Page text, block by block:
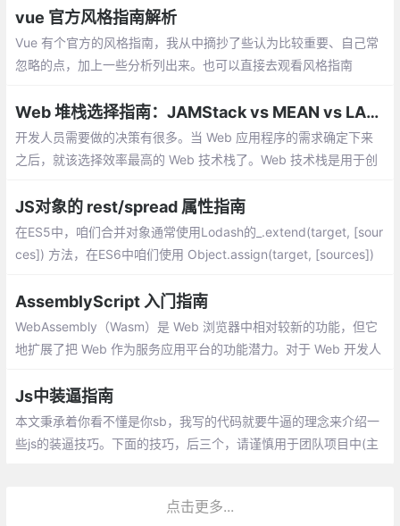
vue 官方风格指南解析
Vue 有个官方的风格指南，我从中摘抄了些认为比较重要、自己常
忽略的点，加上一些分析列出来。也可以直接去观看风格指南
Web 堆栈选择指南：JAMStack vs MEAN vs LAMP
开发人员需要做的决策有很多。当 Web 应用程序的需求确定下来
之后，就该选择效率最高的 Web 技术栈了。Web 技术栈是用于创
统）、Web 服务器
JS对象的 rest/spread 属性指南
在ES5中，咱们合并对象通常使用Lodash的_.extend(target, [sour
ces]) 方法，在ES6中咱们使用 Object.assign(target, [sources])
与剩余操作符)。
AssemblyScript 入门指南
WebAssembly（Wasm）是 Web 浏览器中相对较新的功能，但它
地扩展了把 Web 作为服务应用平台的功能潜力。对于 Web 开发人
Js中装逼指南
本文秉承着你看不懂是你sb，我写的代码就要牛逼的理念来介绍一
些js的装逼技巧。下面的技巧，后三个，请谨慎用于团队项目中(主
点击更多...